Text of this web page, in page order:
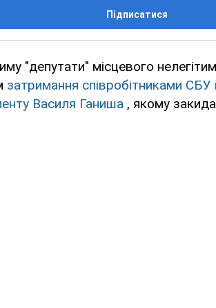
Підписатися
"депутати" місцевого
затримання співробітниками
Василя Ганиша , якому